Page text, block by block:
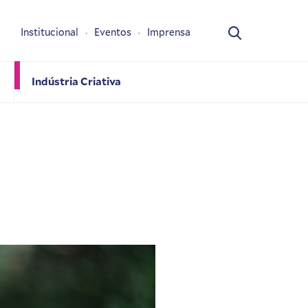
Indústria Criativa
Institucional Eventos Imprensa